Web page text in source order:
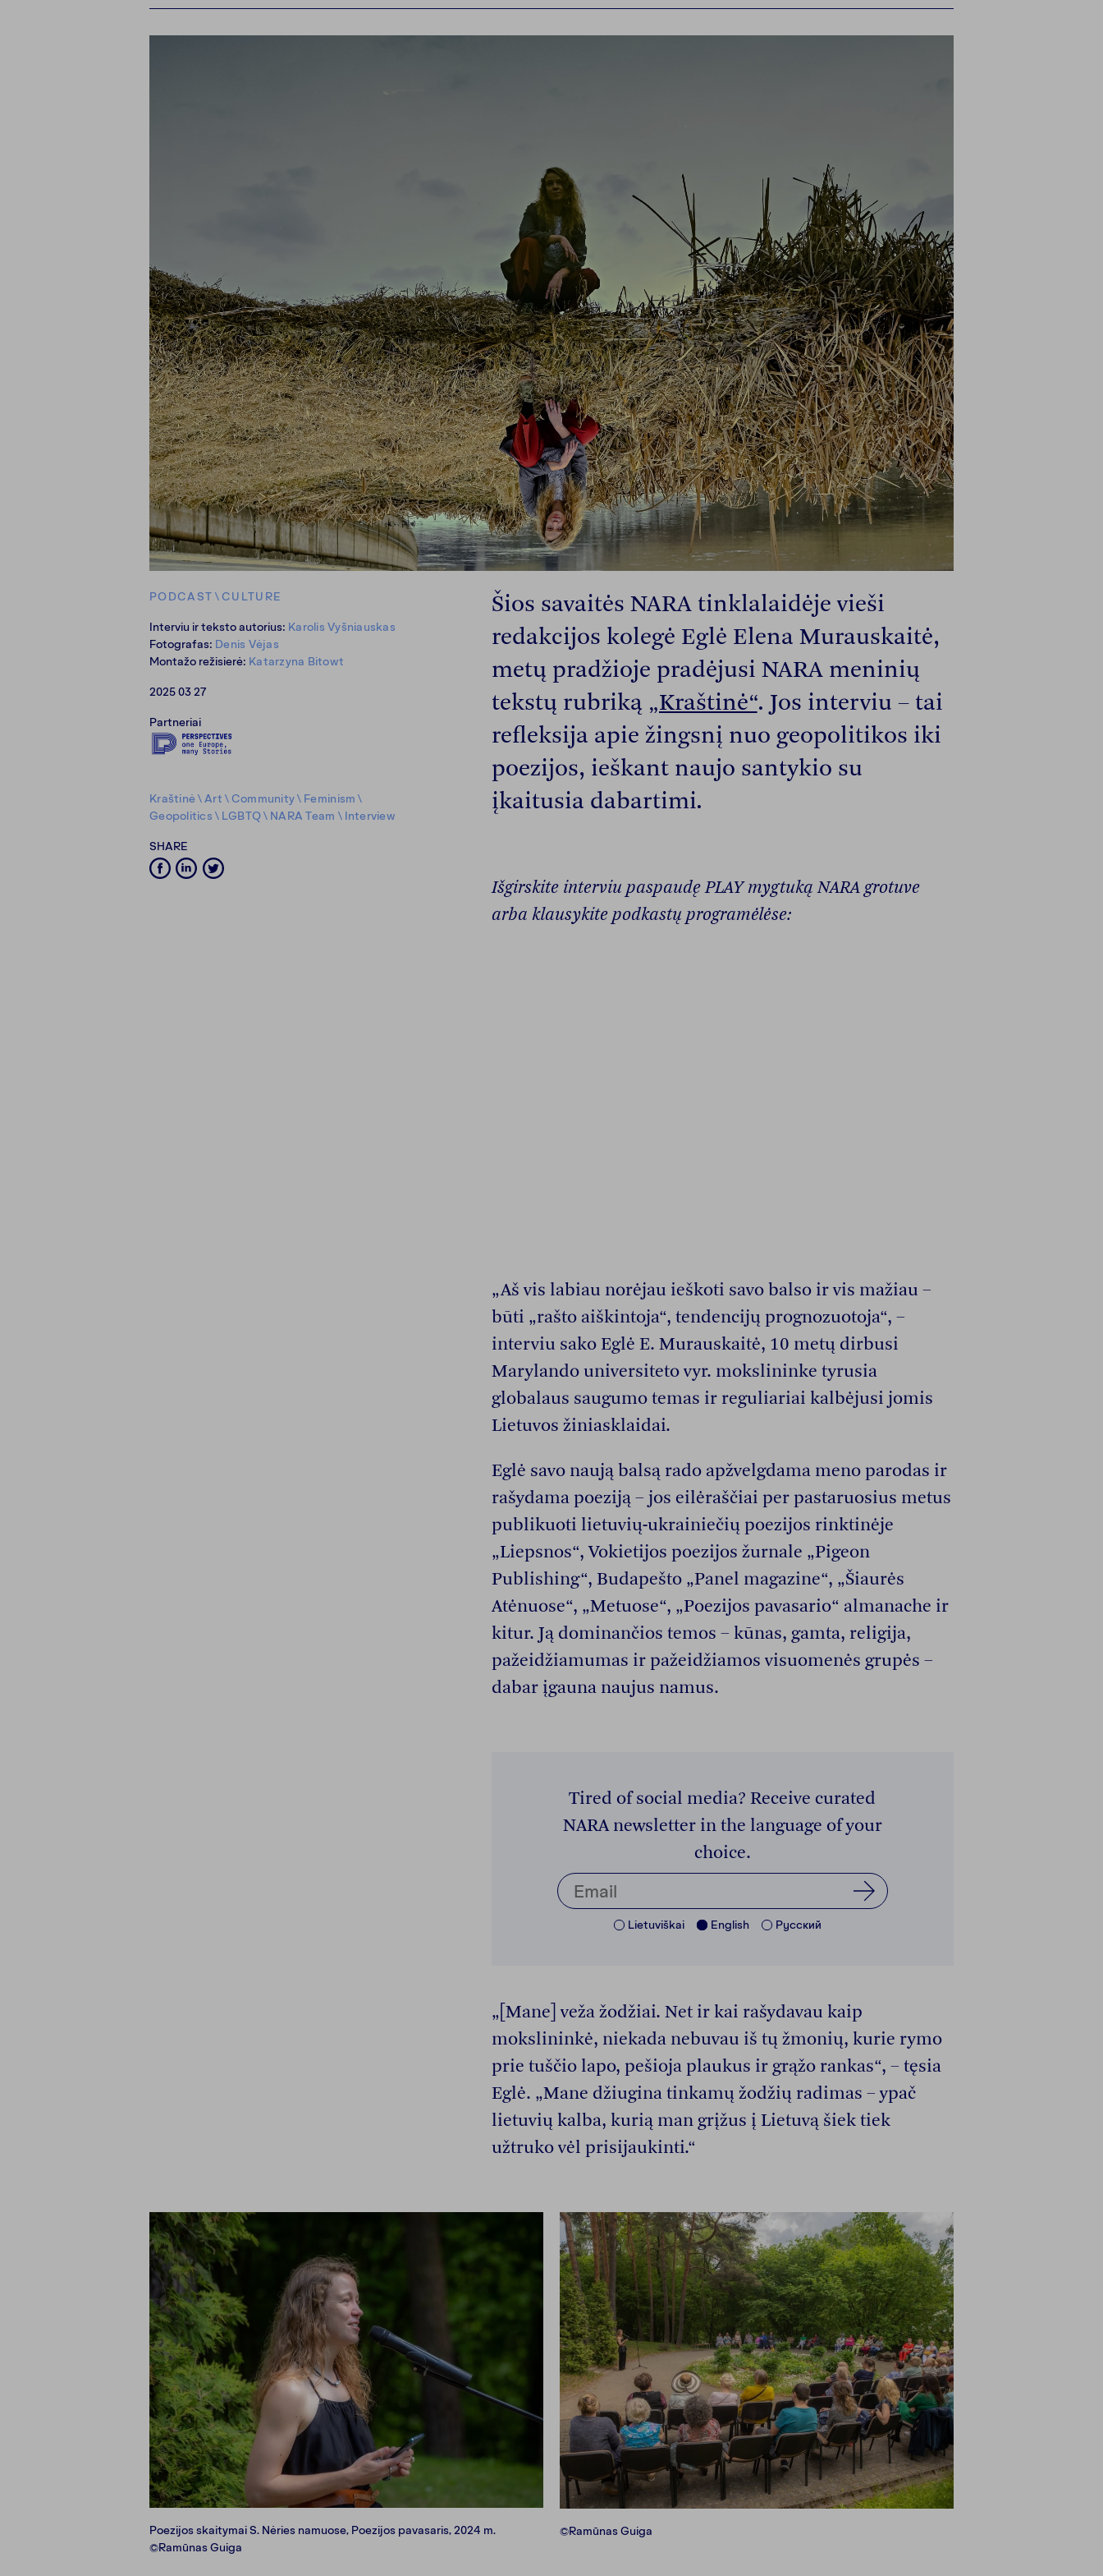
PODCAST \CULTURE
Interviu ir teksto autorius: Karolis Vyšniauskas
Fotografas: Denis Vėjas
Montažo režisierė: Katarzyna Bitowt
2025 03 27
Partneriai
Kraštinė\ Art \Community\ Feminism \
Geopolitics \ LGBTQ\ NARA Team \ Interview
SHARE
Šios savaitės NARA tinklalaidėje vieši
redakcijos kolegė Eglė Elena Murauskaitė,
metų pradžioje pradėjusi NARA meninių
tekstų rubriką „Kraštinė“. Jos interviu – tai
refleksija apie žingsnį nuo geopolitikos iki
poezijos, ieškant naujo santykio su
įkaitusia dabartimi.
Išgirskite interviu paspaudę PLAY mygtuką NARA grotuve
arba klausykite podkastų programėlėse:
„Aš vis labiau norėjau ieškoti savo balso ir vis mažiau –
būti „rašto aiškintoja“, tendencijų prognozuotoja“, –
interviu sako Eglė E. Murauskaitė, 10 metų dirbusi
Marylando universiteto vyr. mokslininke tyrusia
globalaus saugumo temas ir reguliariai kalbėjusi jomis
Lietuvos žiniasklaidai.
Eglė savo naują balsą rado apžvelgdama meno parodas ir
rašydama poeziją – jos eilėraščiai per pastaruosius metus
publikuoti lietuvių-ukrainiečių poezijos rinktinėje
„Liepsnos“, Vokietijos poezijos žurnale „Pigeon
Publishing“, Budapešto „Panel magazine“, „Šiaurės
Atėnuose“, „Metuose“, „Poezijos pavasario“ almanache ir
kitur. Ją dominančios temos – kūnas, gamta, religija,
pažeidžiamumas ir pažeidžiamos visuomenės grupės –
dabar įgauna naujus namus.
Tired of social media? Receive curated
NARA newsletter in the language of your
choice.
Lietuviškai English Pусский
„[Mane] veža žodžiai. Net ir kai rašydavau kaip
mokslininkė, niekada nebuvau iš tų žmonių, kurie rymo
prie tuščio lapo, pešioja plaukus ir grąžo rankas“, – tęsia
Eglė. „Mane džiugina tinkamų žodžių radimas – ypač
lietuvių kalba, kurią man grįžus į Lietuvą šiek tiek
užtruko vėl prisijaukinti.“
Poezijos skaitymai S. Nėries namuose, Poezijos pavasaris, 2024 m.
©Ramūnas Guiga
©Ramūnas Guiga